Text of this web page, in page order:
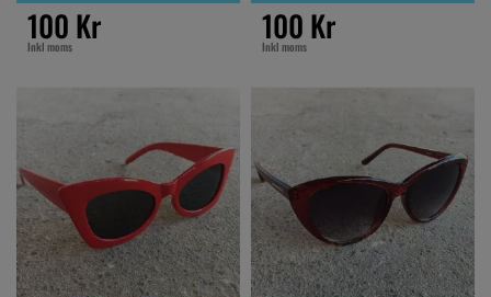
100 Kr
Inkl moms 100 Kr
Inkl moms